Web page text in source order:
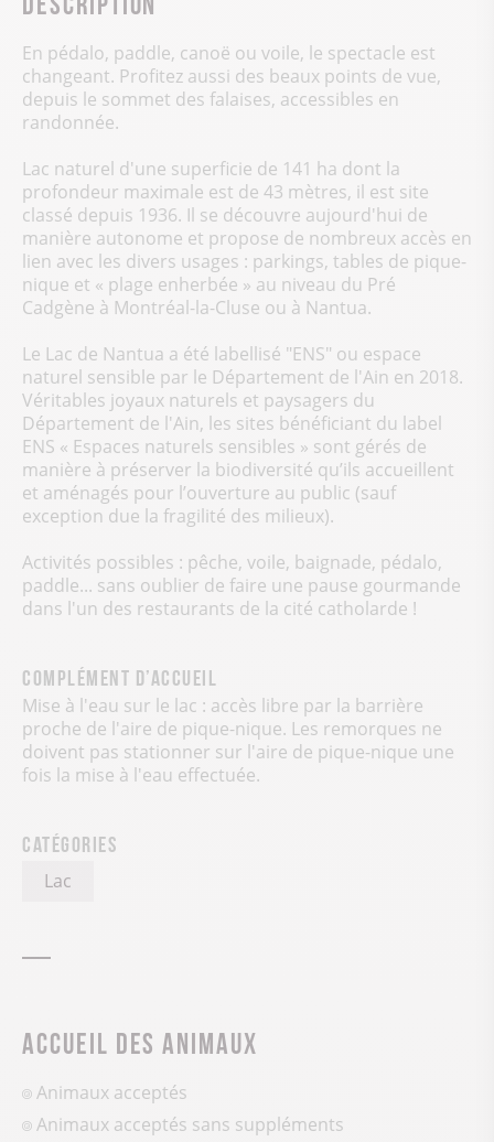
En pédalo, paddle, canoë ou voile, le spectacle est
changeant. Profitez aussi des beaux points de vue,
depuis le sommet des falaises, accessibles en
randonnée.
Lac naturel d'une superficie de 141 ha dont la
profondeur maximale est de 43 mètres, il est site
classé depuis 1936. Il se découvre aujourd'hui de
manière autonome et propose de nombreux accès en
lien avec les divers usages : parkings, tables de pique-
nique et « plage enherbée » au niveau du Pré
Cadgène à Montréal-la-Cluse ou à Nantua.
Le Lac de Nantua a été labellisé "ENS" ou espace
naturel sensible par le Département de l'Ain en 2018.
Véritables joyaux naturels et paysagers du
Département de l'Ain, les sites bénéficiant du label
ENS « Espaces naturels sensibles » sont gérés de
manière à préserver la biodiversité qu’ils accueillent
et aménagés pour l’ouverture au public (sauf
exception due la fragilité des milieux).
Activités possibles : pêche, voile, baignade, pédalo,
paddle... sans oublier de faire une pause gourmande
dans l'un des restaurants de la cité catholarde !
Complément d’accueil
Mise à l'eau sur le lac : accès libre par la barrière
proche de l'aire de pique-nique. Les remorques ne
doivent pas stationner sur l'aire de pique-nique une
fois la mise à l'eau effectuée.
Catégories
Lac
Accueil des animaux
Animaux acceptés
Animaux acceptés sans suppléments